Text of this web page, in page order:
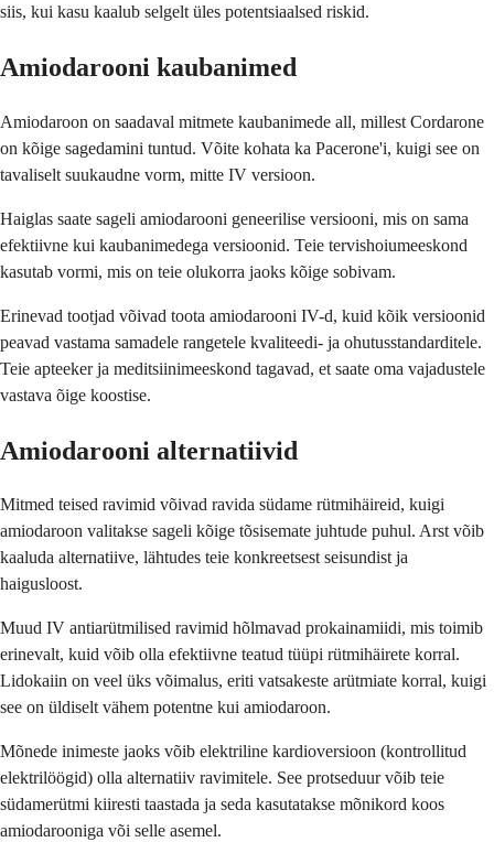
siis, kui kasu kaalub selgelt üles potentsiaalsed riskid.
Amiodarooni kaubanimed
Amiodaroon on saadaval mitmete kaubanimede all, millest Cordarone
on kõige sagedamini tuntud. Võite kohata ka Pacerone'i, kuigi see on
tavaliselt suukaudne vorm, mitte IV versioon.
Haiglas saate sageli amiodarooni geneerilise versiooni, mis on sama
efektiivne kui kaubanimedega versioonid. Teie tervishoiumeeskond
kasutab vormi, mis on teie olukorra jaoks kõige sobivam.
Erinevad tootjad võivad toota amiodarooni IV-d, kuid kõik versioonid
peavad vastama samadele rangetele kvaliteedi- ja ohutusstandarditele.
Teie apteeker ja meditsiinimeeskond tagavad, et saate oma vajadustele
vastava õige koostise.
Amiodarooni alternatiivid
Mitmed teised ravimid võivad ravida südame rütmihäireid, kuigi
amiodaroon valitakse sageli kõige tõsisemate juhtude puhul. Arst võib
kaaluda alternatiive, lähtudes teie konkreetsest seisundist ja
haigusloost.
Muud IV antiarütmilised ravimid hõlmavad prokainamiidi, mis toimib
erinevalt, kuid võib olla efektiivne teatud tüüpi rütmihäirete korral.
Lidokaiin on veel üks võimalus, eriti vatsakeste arütmiate korral, kuigi
see on üldiselt vähem potentne kui amiodaroon.
Mõnede inimeste jaoks võib elektriline kardioversioon (kontrollitud
elektrilöögid) olla alternatiiv ravimitele. See protseduur võib teie
südamerütmi kiiresti taastada ja seda kasutatakse mõnikord koos
amiodarooniga või selle asemel.